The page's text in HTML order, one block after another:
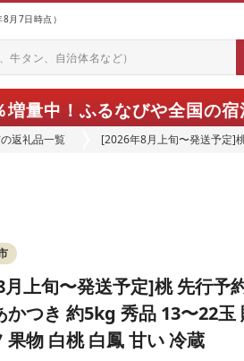
7日時点）
増量中！ ふるなびや全国の
返礼品一覧
[2026年8月上旬〜発送予定]
上旬〜発送予定]桃 先行予
かつき 約5kg 秀品 13〜22玉
果物 白桃 白鳳 甘い 冷蔵